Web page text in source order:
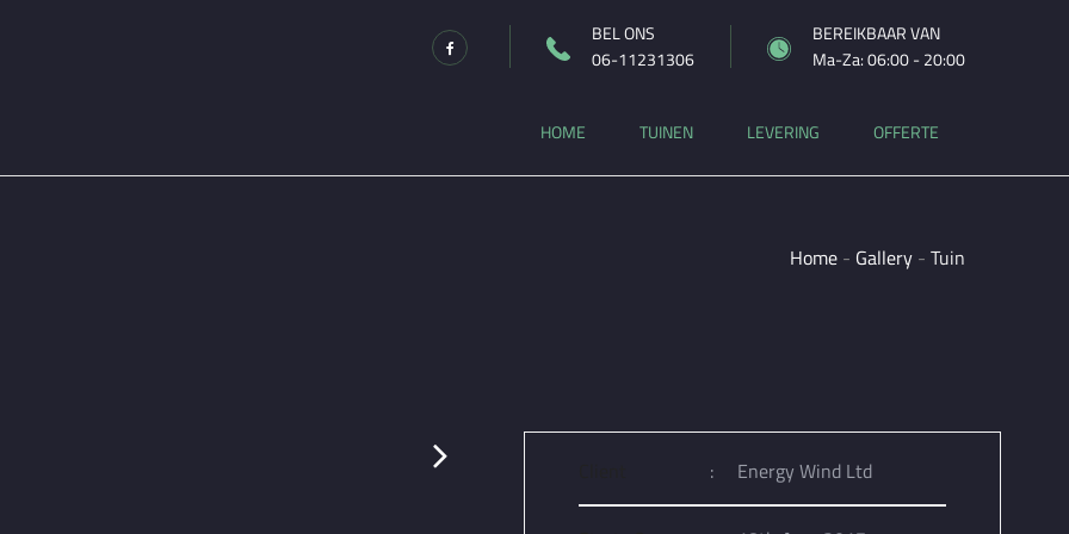
BEL ONS
06-11231306
BEREIKBAAR VAN
Ma-Za: 06:00 - 20:00
HOME TUINEN LEVERING OFFERTE
Home - Gallery - Tuin
: Energy Wind Ltd